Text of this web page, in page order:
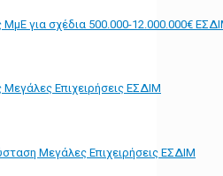
ΜμΕ για σχέδια 500.000-12.000.000€
Μεγάλες Επιχειρήσεις ΕΣΔΙΜ
Μεγάλες Επιχειρήσεις ΕΣΔΙΜ